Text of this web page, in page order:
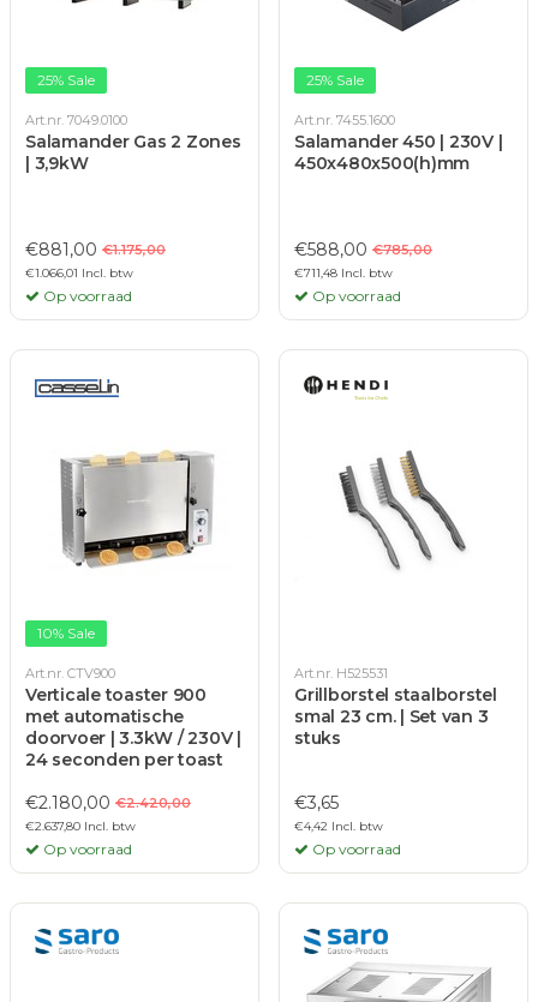
25% Sale
Art.nr. 7049.0100
Salamander Gas 2 Zones
| 3,9kW
€881,00 €1.175,00
€1.066,01 Incl. btw
Op voorraad
25% Sale
Art.nr. 7455.1600
Salamander 450 | 230V |
450x480x500(h)mm
€588,00 €785,00
€711,48 Incl. btw
Op voorraad
10% Sale
Art.nr. CTV900
Verticale toaster 900
met automatische
doorvoer | 3.3kW / 230V |
24 seconden per toast
€2.180,00 €2.420,00
€2.637,80 Incl. btw
Op voorraad
Art.nr. H525531
Grillborstel staalborstel
smal 23 cm. | Set van 3
stuks
€3,65
€4,42 Incl. btw
Op voorraad